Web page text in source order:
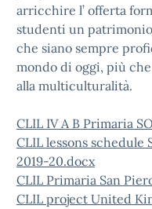
arricchire l’ offerta
studenti un
che siano sempre
mondo di oggi, più
alla multiculturalità.
CLIL IV A B Primaria
CLIL lessons schedule
2019-20.docx
CLIL Primaria San
CLIL project United